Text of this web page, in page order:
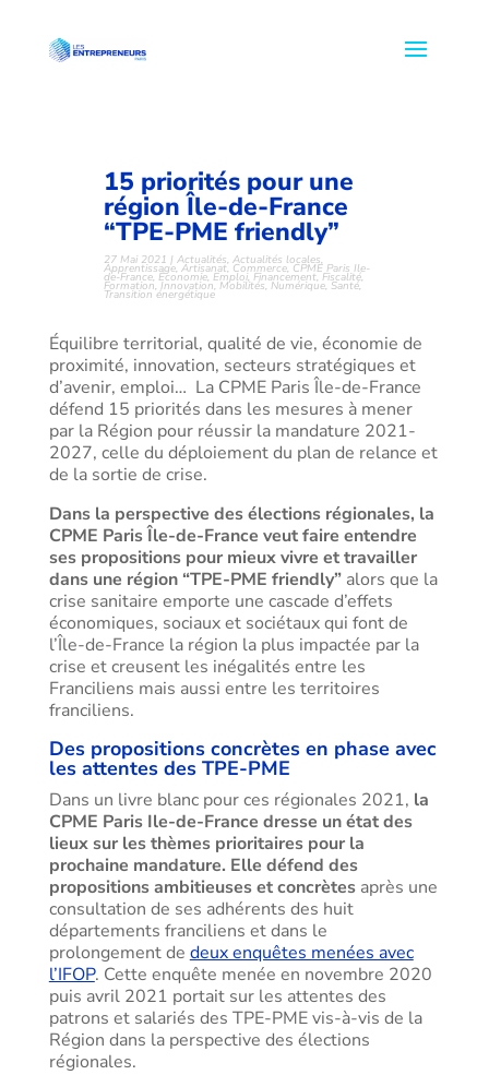
15 priorités pour une
région Île-de-France
“TPE-PME friendly”
27 Mai 2021 |Actualités,Actualités locales,
Apprentissage,Artisanat, Commerce, CPME Paris Ile-
de-France,Économie,Emploi,Financement,Fiscalité,
Formation,Innovation,Mobilités,Numérique, Santé,
Transition énergétique
Équilibre territorial, qualité de vie, économie de
proximité, innovation, secteurs stratégiques et
d’avenir, emploi… La CPME Paris Île-de-France
défend 15 priorités dans les mesures à mener
par la Région pour réussir la mandature 2021-
2027, celle du déploiement du plan de relance et
de la sortie de crise.
Dans la perspective des élections régionales, la
CPME Paris Île-de-France veut faire entendre
ses propositions pour mieux vivre et travailler
dans une région “TPE-PME friendly”alors que la
crise sanitaire emporte une cascade d’effets
économiques, sociaux et sociétaux qui font de
l’Île-de-France la région la plus impactée par la
crise et creusent les inégalités entre les
Franciliens mais aussi entre les territoires
franciliens.
Des propositions concrètes en phase avec
les attentes des TPE-PME
Dans un livre blanc pour ces régionales 2021, la
CPME Paris Ile-de-France dresse un état des
lieux sur les thèmes prioritaires pour la
prochaine mandature. Elle défend des
propositions ambitieuses et concrètesaprès une
consultation de ses adhérents des huit
départements franciliens et dans le
prolongement de deux enquêtes menées avec
l’IFOP. Cette enquête menée en novembre 2020
puis avril 2021 portait sur les attentes des
patrons et salariés des TPE-PME vis-à-vis de la
Région dans la perspective des élections
régionales.